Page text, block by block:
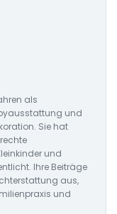
als
und
Sie hat
und
Ihre Beiträge
aus,
und